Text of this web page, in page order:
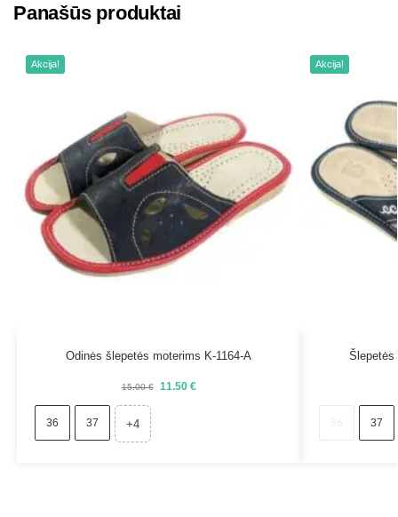
Panašūs produktai
Akcija!
Odinės šlepetės moterims K-1164-A
15.00€ 11.50 €
36 37 +4
Akcija!
Šlepetės
37